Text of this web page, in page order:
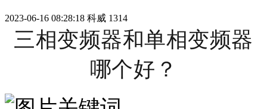
2023-06-16 08:28:18 科威 1314
三相变频器和单相变频器
哪个好？